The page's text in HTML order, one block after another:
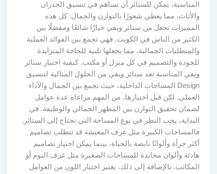
المناسبة، يمكن للستائر أن تساهم في تنسيق الجدران
والأثاث، مما يعطي شعورًا بالتوازن والجمال. كل هذه
المميزات تجعل من ستائر ويفي خيارًا شائعًا ومفضلًا بين
الكثير من الناس في الكويت. فهي تجمع بين الفوائد العملية
والمتطلبات الجمالية، مما يجعلها تلبية للحاجة المتزايدة
للجودة والتصميم في كل منزل أو مكتب. كيفية اختيار ستائر
ويفي المناسبة تعد ستائر ويفي من الحلول المثالية لتنسيق
Design المساحات الداخلية، حيث تجمع بين الجمال والأداء
العملي. لكن قبل اختيارها، من المهم مراعاة عدة عوامل
لضمان تحقيق التوازن بين المظهر الجمالي والوظيفة. في
البداية، يجب النظر في نوع المساحة التي تحتاج إلى الستائر.
فالمساحات الكبيرة مثل غرف المعيشة قد تتطلب تصاميم
أكثر جرأة وألوانًا نابضة بالحياة، بينما يمكن اختيار تصاميم
هادئة وألوان محايدة للمساحات الصغيرة مثل غرف النوم أو
المكاتب. بالإضافة إلى ذلك، يعتبر اختيار اللون من العوامل